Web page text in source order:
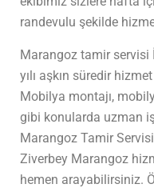
randevulu şekilde
Marangoz tamir servisi
yılı aşkın süredir
Mobilya montajı,
gibi konularda uzman
Marangoz Tamir
Ziverbey Marangoz
hemen arayabilirsiniz.